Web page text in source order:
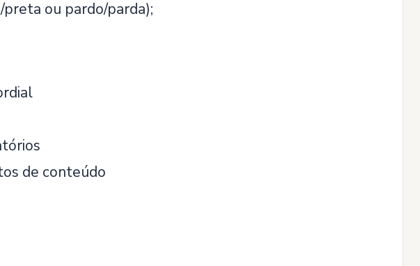
ou pardo/parda);
de conteúdo